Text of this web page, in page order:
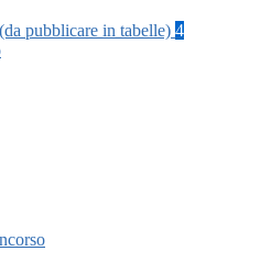
pubblicare in tabelle) 4